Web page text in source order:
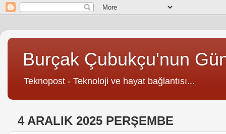
Burçak Çubukçu'nun
Teknopost - Teknoloji ve hayat bağlantısı...
4 ARALIK 2025 PERŞEMBE